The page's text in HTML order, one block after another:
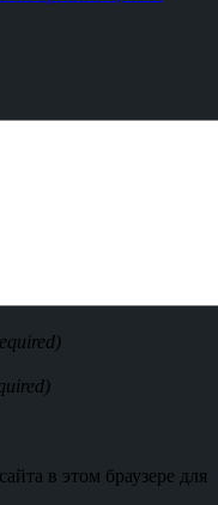
в этом браузере для